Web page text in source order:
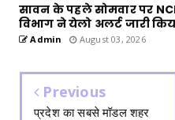
सावन के पहले सोमवार पर
विभाग ने येलो अलर्ट जारी
Admin August 03, 2026
Previous
प्रदेश का सबसे मॉडल शहर